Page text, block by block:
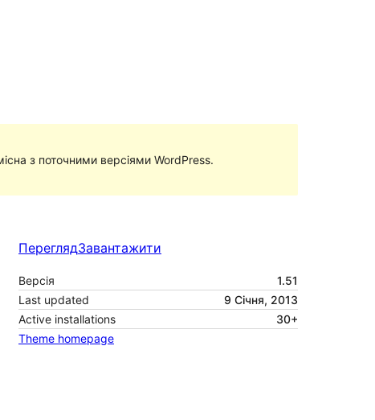
з поточними версіями WordPress.
ПереглядЗавантажити
Версія
1.51
Last updated
9 Січня, 2013
Active installations
30+
Theme homepage